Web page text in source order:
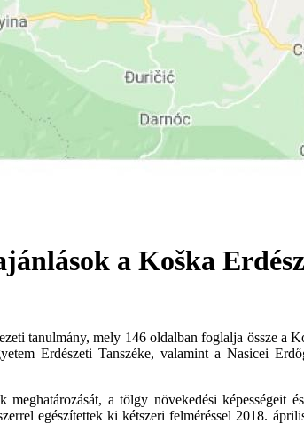
a Koška
tanulmány, mely 146 oldalban foglalja össze a
Erdészeti Tanszéke, valamint a Nasicei
a tölgy növekedési képességeit
egészítettek ki kétszeri felméréssel 2018.